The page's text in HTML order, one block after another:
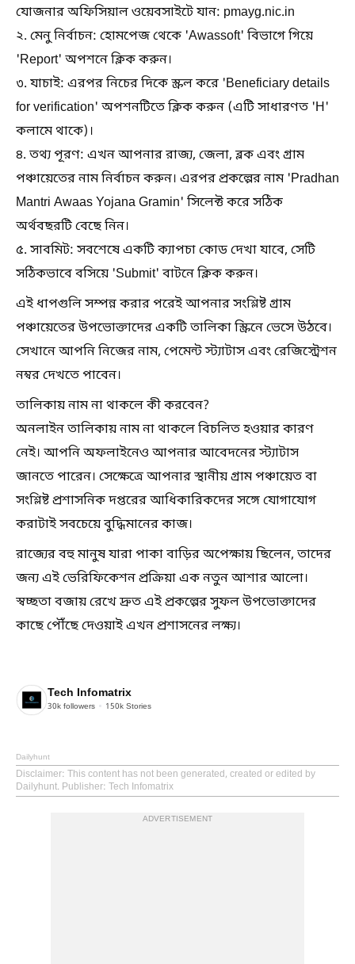
যোজনার অফিসিয়াল ওয়েবসাইটে যান: pmayg.nic.in
২. মেনু নির্বাচন: হোমপেজ থেকে 'Awassoft' বিভাগে গিয়ে
'Report' অপশনে ক্লিক করুন।
৩. যাচাই: এরপর নিচের দিকে স্ক্রল করে 'Beneficiary details
for verification' অপশনটিতে ক্লিক করুন (এটি সাধারণত 'H'
কলামে থাকে)।
৪. তথ্য পূরণ: এখন আপনার রাজ্য, জেলা, ব্লক এবং গ্রাম
পঞ্চায়েতের নাম নির্বাচন করুন। এরপর প্রকল্পের নাম 'Pradhan
Mantri Awaas Yojana Gramin' সিলেক্ট করে সঠিক
অর্থবছরটি বেছে নিন।
৫. সাবমিট: সবশেষে একটি ক্যাপচা কোড দেখা যাবে, সেটি
সঠিকভাবে বসিয়ে 'Submit' বাটনে ক্লিক করুন।
এই ধাপগুলি সম্পন্ন করার পরেই আপনার সংশ্লিষ্ট গ্রাম
পঞ্চায়েতের উপভোক্তাদের একটি তালিকা স্ক্রিনে ভেসে উঠবে।
সেখানে আপনি নিজের নাম, পেমেন্ট স্ট্যাটাস এবং রেজিস্ট্রেশন
নম্বর দেখতে পাবেন।
তালিকায় নাম না থাকলে কী করবেন?
অনলাইন তালিকায় নাম না থাকলে বিচলিত হওয়ার কারণ
নেই। আপনি অফলাইনেও আপনার আবেদনের স্ট্যাটাস
জানতে পারেন। সেক্ষেত্রে আপনার স্থানীয় গ্রাম পঞ্চায়েত বা
সংশ্লিষ্ট প্রশাসনিক দপ্তরের আধিকারিকদের সঙ্গে যোগাযোগ
করাটাই সবচেয়ে বুদ্ধিমানের কাজ।
রাজ্যের বহু মানুষ যারা পাকা বাড়ির অপেক্ষায় ছিলেন, তাদের
জন্য এই ভেরিফিকেশন প্রক্রিয়া এক নতুন আশার আলো।
স্বচ্ছতা বজায় রেখে দ্রুত এই প্রকল্পের সুফল উপভোক্তাদের
কাছে পৌঁছে দেওয়াই এখন প্রশাসনের লক্ষ্য।
Tech Infomatrix
30k followers 150k Stories
Dailyhunt
Disclaimer: This content has not been generated, created or edited by
Dailyhunt. Publisher: Tech Infomatrix
ADVERTISEMENT